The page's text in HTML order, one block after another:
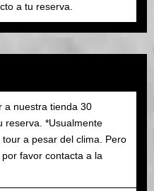
a tu reserva.
a nuestra tienda 30
reserva. *Usualmente
a pesar del clima. Pero
favor contacta a la